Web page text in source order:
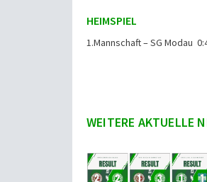
HEIMSPIEL
1.Mannschaft – SG Modau
WEITERE AKTUELLE